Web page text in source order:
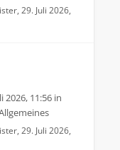
, 29. Juli 2026,
2026, 11:56 in
, 29. Juli 2026,